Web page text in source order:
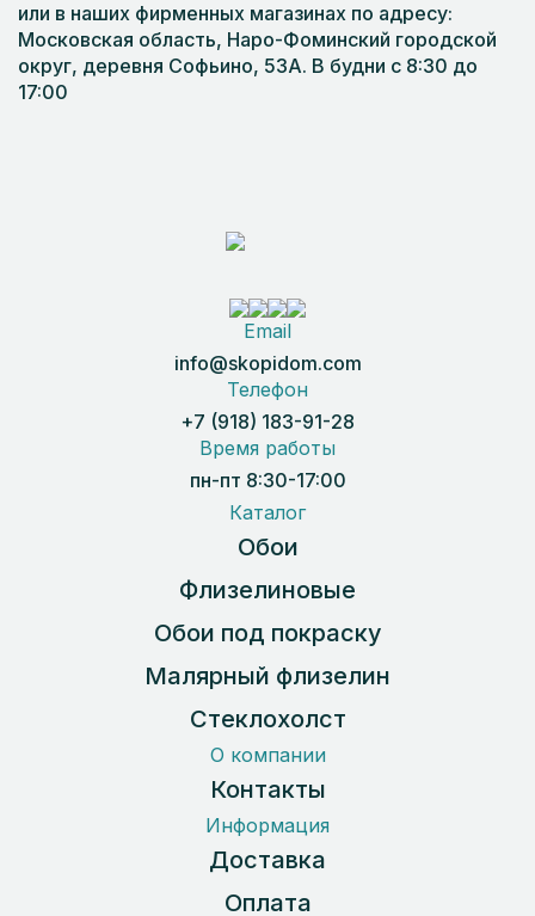
или в наших фирменных магазинах по адресу:
Московская область, Наро-Фоминский городской
округ, деревня Софьино, 53А. В будни с 8:30 до
17:00
Email
info@skopidom.com
Телефон
+7 (918) 183-91-28
Время работы
пн-пт 8:30-17:00
Каталог
Обои
Флизелиновые
Обои под покраску
Малярный флизелин
Стеклохолст
О компании
Контакты
Информация
Доставка
Оплата